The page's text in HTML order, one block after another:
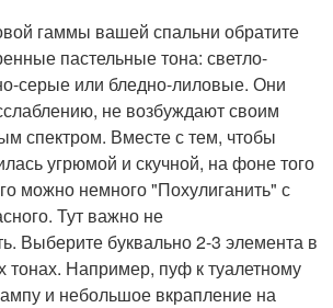
гаммы вашей спальни обратите
пастельные тона: светло-
серые или бледно-лиловые. Они
не возбуждают своим
спектром. Вместе с тем, чтобы
угрюмой и скучной, на фоне того
можно немного "Похулиганить" с
Тут важно не
Выберите буквально 2-3 элемента в
Например, пуф к туалетному
и небольшое вкрапление на